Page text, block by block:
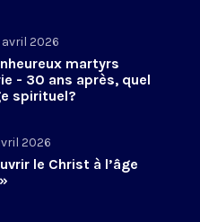
avril 2026
martyrs
- 30 ans après, quel
spirituel?
2026
le Christ à l’âge